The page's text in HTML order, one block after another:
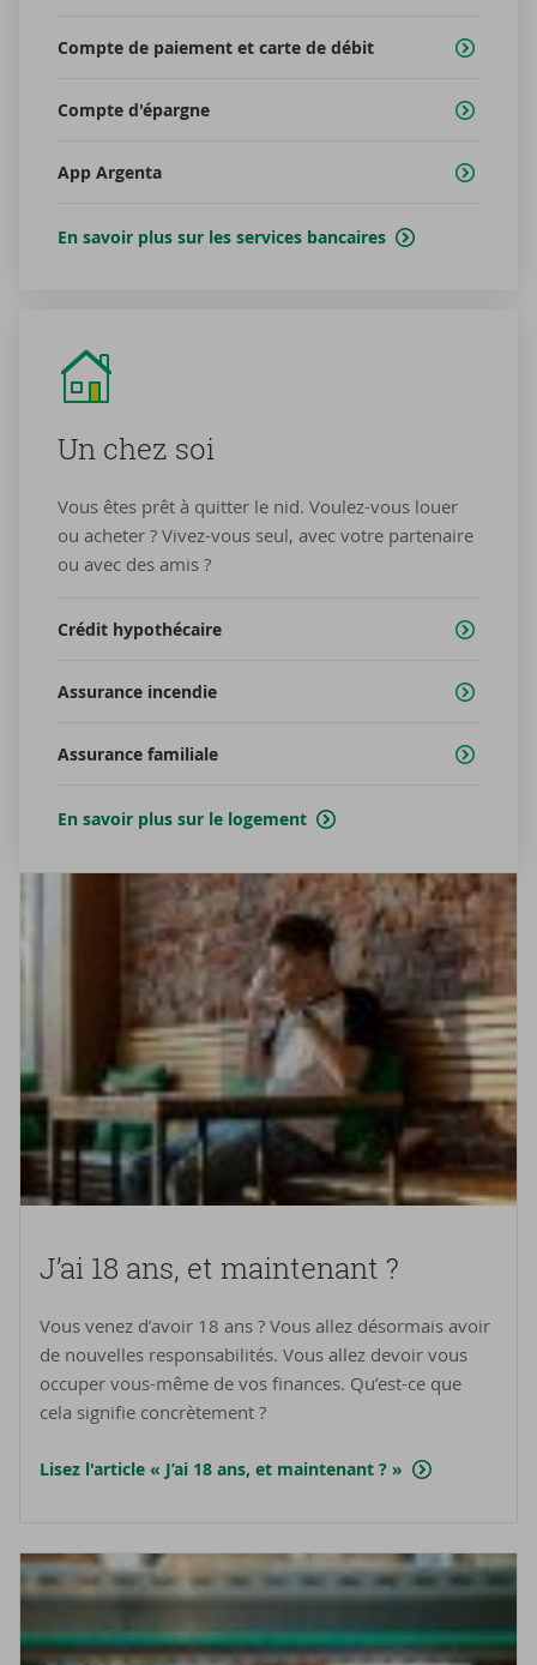
Compte de paiement et carte de débit
Compte d'épargne
App Argenta
En savoir plus sur les services bancaires
Un chez soi
Vous êtes prêt à quitter le nid. Voulez-vous louer
ou acheter ? Vivez-vous seul, avec votre partenaire
ou avec des amis ?
Crédit hypothécaire
Assurance incendie
Assurance familiale
En savoir plus sur le logement
J’ai 18 ans, et main­te­nant ?
Vous venez d’avoir 18 ans ? Vous allez désormais avoir
de nouvelles responsabilités. Vous allez devoir vous
occuper vous-même de vos finances. Qu’est-ce que
cela signifie concrètement ?
Lisez l'article « J’ai 18 ans, et maintenant ? »